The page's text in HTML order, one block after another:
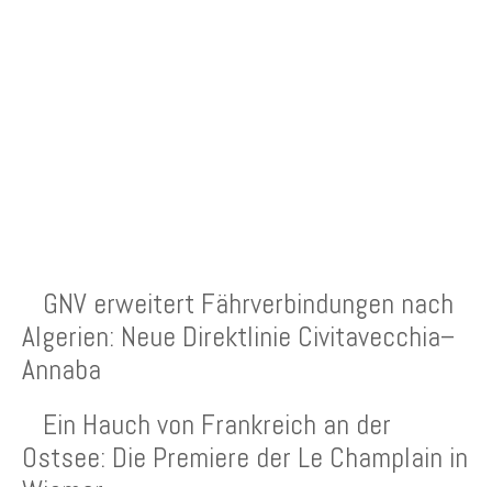
GNV erweitert Fährverbindungen nach
Algerien: Neue Direktlinie Civitavecchia–
Annaba
Ein Hauch von Frankreich an der
Ostsee: Die Premiere der Le Champlain in